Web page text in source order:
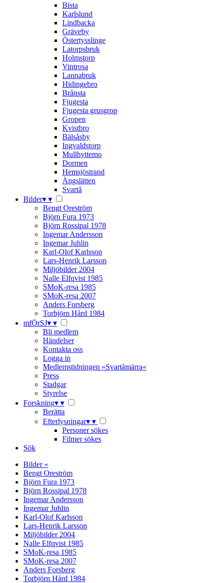
Bista
Karlslund
Lindbacka
Gräveby
Östertysslinge
Latorpsbruk
Holmstorp
Vintrosa
Lannabruk
Hidingebro
Brånsta
Fjugesta
Fjugesta grusgrop
Gropen
Kvistbro
Bälsåsby
Ingvaldstorp
Mullhyttemo
Dormen
Hemsjöstrand
Ängslätten
Svartå
Bilder▾ ▾
Bengt Oreström
Björn Fura 1973
Björn Rossipal 1978
Ingemar Andersson
Ingemar Juhlin
Karl-Olof Karlsson
Lars-Henrik Larsson
Miljöbilder 2004
Nalle Elfqvist 1985
SMoK-resa 1985
SMoK-resa 2007
Anders Forsberg
Torbjörn Hård 1984
mfÖrSJ▾ ▾
Bli medlem
Händelser
Kontakta oss
Logga in
Medlemstidningen »Svartåmärra«
Press
Stadgar
Styrelse
Forskning▾ ▾
Berätta
Efterlysningar▾ ▾
Personer sökes
Filmer sökes
Sök
Bilder «
Bengt Oreström
Björn Fura 1973
Björn Rossipal 1978
Ingemar Andersson
Ingemar Juhlin
Karl-Olof Karlsson
Lars-Henrik Larsson
Miljöbilder 2004
Nalle Elfqvist 1985
SMoK-resa 1985
SMoK-resa 2007
Anders Forsberg
Torbjörn Hård 1984